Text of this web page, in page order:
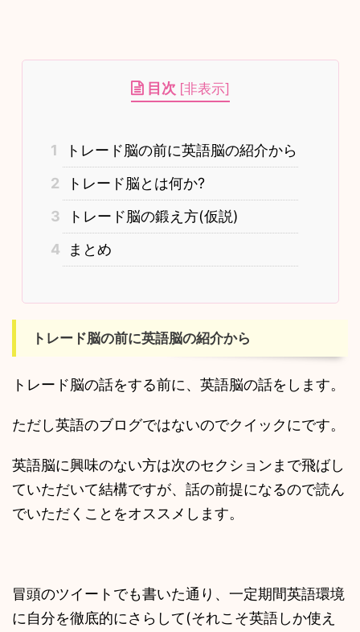
目次 [非表示]
1
トレード脳の前に英語脳の紹介から
2
トレード脳とは何か?
3
トレード脳の鍛え方(仮説)
4
まとめ
トレード脳の前に英語脳の紹介から
トレード脳の話をする前に、英語脳の話をします。
ただし英語のブログではないのでクイックにです。
英語脳に興味のない方は次のセクションまで飛ばし
ていただいて結構ですが、話の前提になるので読ん
でいただくことをオススメします。
冒頭のツイートでも書いた通り、一定期間英語環境
に自分を徹底的にさらして(それこそ英語しか使え